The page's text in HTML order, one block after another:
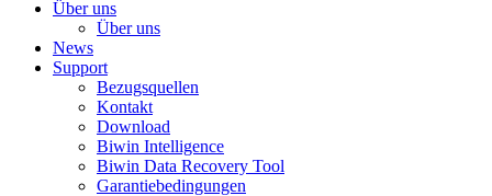
Über uns
Über uns
News
Support
Bezugsquellen
Kontakt
Download
Biwin Intelligence
Biwin Data Recovery Tool
Garantiebedingungen